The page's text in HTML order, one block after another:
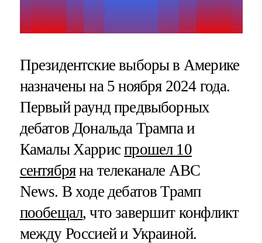
Президентские выборы в Америке
назначены на 5 ноября 2024 года.
Первый раунд предвыборных
дебатов Дональда Трампа и
Камалы Харриспрошел 10
сентябряна телеканале ABC
News. В ходе дебатов Трамп
пообещал, что завершит конфликт
между Россией и Украиной.